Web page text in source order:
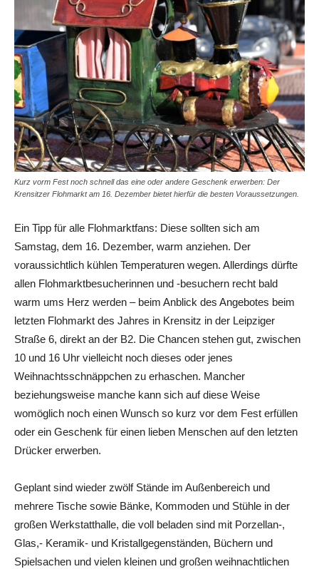
Kurz vorm Fest noch schnell das eine oder andere Geschenk erwerben: Der
Krensitzer Flohmarkt am 16. Dezember bietet hierfür die besten Voraussetzungen.
Ein Tipp für alle Flohmarktfans: Diese sollten sich am
Samstag, dem 16. Dezember, warm anziehen. Der
voraussichtlich kühlen Temperaturen wegen. Allerdings dürfte
allen Flohmarktbesucherinnen und -besuchern recht bald
warm ums Herz werden – beim Anblick des Angebotes beim
letzten Flohmarkt des Jahres in Krensitz in der Leipziger
Straße 6, direkt an der B2. Die Chancen stehen gut, zwischen
10 und 16 Uhr vielleicht noch dieses oder jenes
Weihnachtsschnäppchen zu erhaschen. Mancher
beziehungsweise manche kann sich auf diese Weise
womöglich noch einen Wunsch so kurz vor dem Fest erfüllen
oder ein Geschenk für einen lieben Menschen auf den letzten
Drücker erwerben.
Geplant sind wieder zwölf Stände im Außenbereich und
mehrere Tische sowie Bänke, Kommoden und Stühle in der
großen Werkstatthalle, die voll beladen sind mit Porzellan-,
Glas,- Keramik- und Kristallgegenständen, Büchern und
Spielsachen und vielen kleinen und großen weihnachtlichen